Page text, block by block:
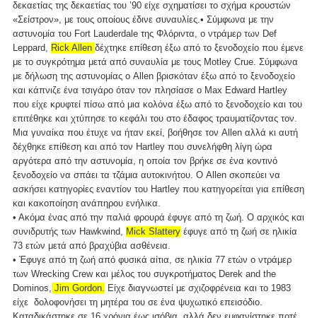
δεκαετίας της δεκαετίας του ’90 είχε σχηματίσει το σχήμα κρουστών
«Σείστρον», με τους οποίους έδινε συναυλίες.• Σύμφωνα με την
αστυνομία του Fort Lauderdale της Φλόριντα, o ντράμερ των Def
Leppard, Rick Allen δέχτηκε επίθεση έξω από το ξενοδοχείο που έμενε
με το συγκρότημα μετά από συναυλία με τους Motley Crue. Σύμφωνα
με δήλωση της αστυνομίας ο Allen βρισκόταν έξω από το ξενοδοχείο
και κάπνιζε ένα τσιγάρο όταν τον πλησίασε ο Max Edward Hartley
που είχε κρυφτεί πίσω από μια κολόνα έξω από το ξενοδοχείο και του
επιτέθηκε και χτύπησε το κεφάλι του στο έδαφος τραυματίζοντας τον.
Μια γυναίκα που έτυχε να ήταν εκεί, βοήθησε τον Allen αλλά κι αυτή
δέχθηκε επίθεση και από τον Hartley που συνελήφθη λίγη ώρα
αργότερα από την αστυνομία, η οποία τον βρήκε σε ένα κοντινό
ξενοδοχείο να σπάει τα τζάμια αυτοκινήτου. Ο Allen σκοπεύει να
ασκήσει κατηγορίες εναντίον του Hartley που κατηγορείται για επίθεση
και κακοποίηση ανάπηρου ενήλικα.
• Ακόμα ένας από την παλιά φρουρά έφυγε από τη ζωή. Ο αρχικός και
συνιδρυτής των Hawkwind, Mick Slattery έφυγε από τη ζωή σε ηλικία
73 ετών μετά από βραχύβια ασθένεια.
• Έφυγε από τη ζωή από φυσικά αίτια, σε ηλικία 77 ετών ο ντράμερ
των Wrecking Crew και μέλος του συγκροτήματος Derek and the
Dominos, Jim Gordon. Είχε διαγνωστεί με σχιζοφρένεια και το 1983
είχε δολοφονήσει τη μητέρα του σε ένα ψυχωτικό επεισόδιο.